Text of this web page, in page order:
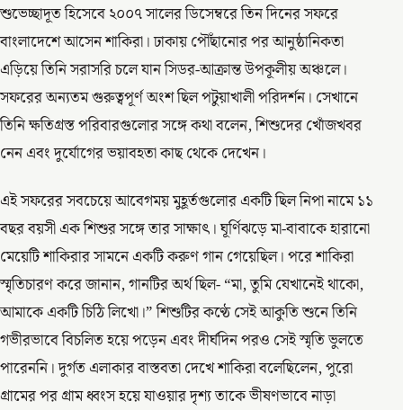
শুভেচ্ছাদূত হিসেবে ২০০৭ সালের ডিসেম্বরে তিন দিনের সফরে
বাংলাদেশে আসেন শাকিরা। ঢাকায় পৌঁছানোর পর আনুষ্ঠানিকতা
এড়িয়ে তিনি সরাসরি চলে যান সিডর-আক্রান্ত উপকূলীয় অঞ্চলে।
সফরের অন্যতম গুরুত্বপূর্ণ অংশ ছিল পটুয়াখালী পরিদর্শন। সেখানে
তিনি ক্ষতিগ্রস্ত পরিবারগুলোর সঙ্গে কথা বলেন, শিশুদের খোঁজখবর
নেন এবং দুর্যোগের ভয়াবহতা কাছ থেকে দেখেন।
এই সফরের সবচেয়ে আবেগময় মুহূর্তগুলোর একটি ছিল নিপা নামে ১১
বছর বয়সী এক শিশুর সঙ্গে তার সাক্ষাৎ। ঘূর্ণিঝড়ে মা-বাবাকে হারানো
মেয়েটি শাকিরার সামনে একটি করুণ গান গেয়েছিল। পরে শাকিরা
স্মৃতিচারণ করে জানান, গানটির অর্থ ছিল- “মা, তুমি যেখানেই থাকো,
আমাকে একটি চিঠি লিখো।” শিশুটির কণ্ঠে সেই আকুতি শুনে তিনি
গভীরভাবে বিচলিত হয়ে পড়েন এবং দীর্ঘদিন পরও সেই স্মৃতি ভুলতে
পারেননি। দুর্গত এলাকার বাস্তবতা দেখে শাকিরা বলেছিলেন, পুরো
গ্রামের পর গ্রাম ধ্বংস হয়ে যাওয়ার দৃশ্য তাকে ভীষণভাবে নাড়া